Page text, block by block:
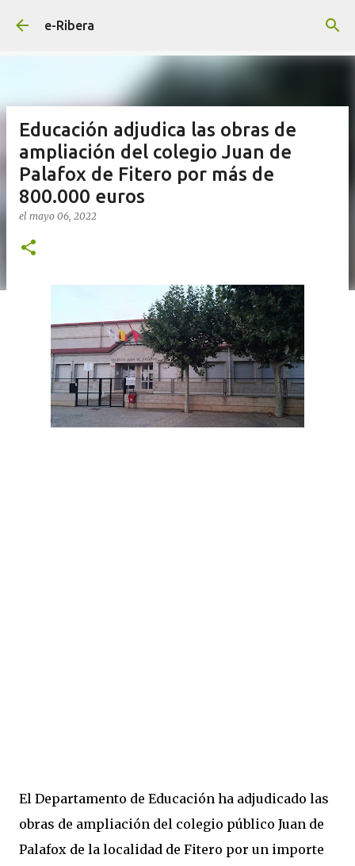
e-Ribera
Educación adjudica las obras de
ampliación del colegio Juan de
Palafox de Fitero por más de
800.000 euros
el mayo 06, 2022
El Departamento de Educación ha adjudicado las
obras de ampliación del colegio público Juan de
Palafox de la localidad de Fitero por un importe